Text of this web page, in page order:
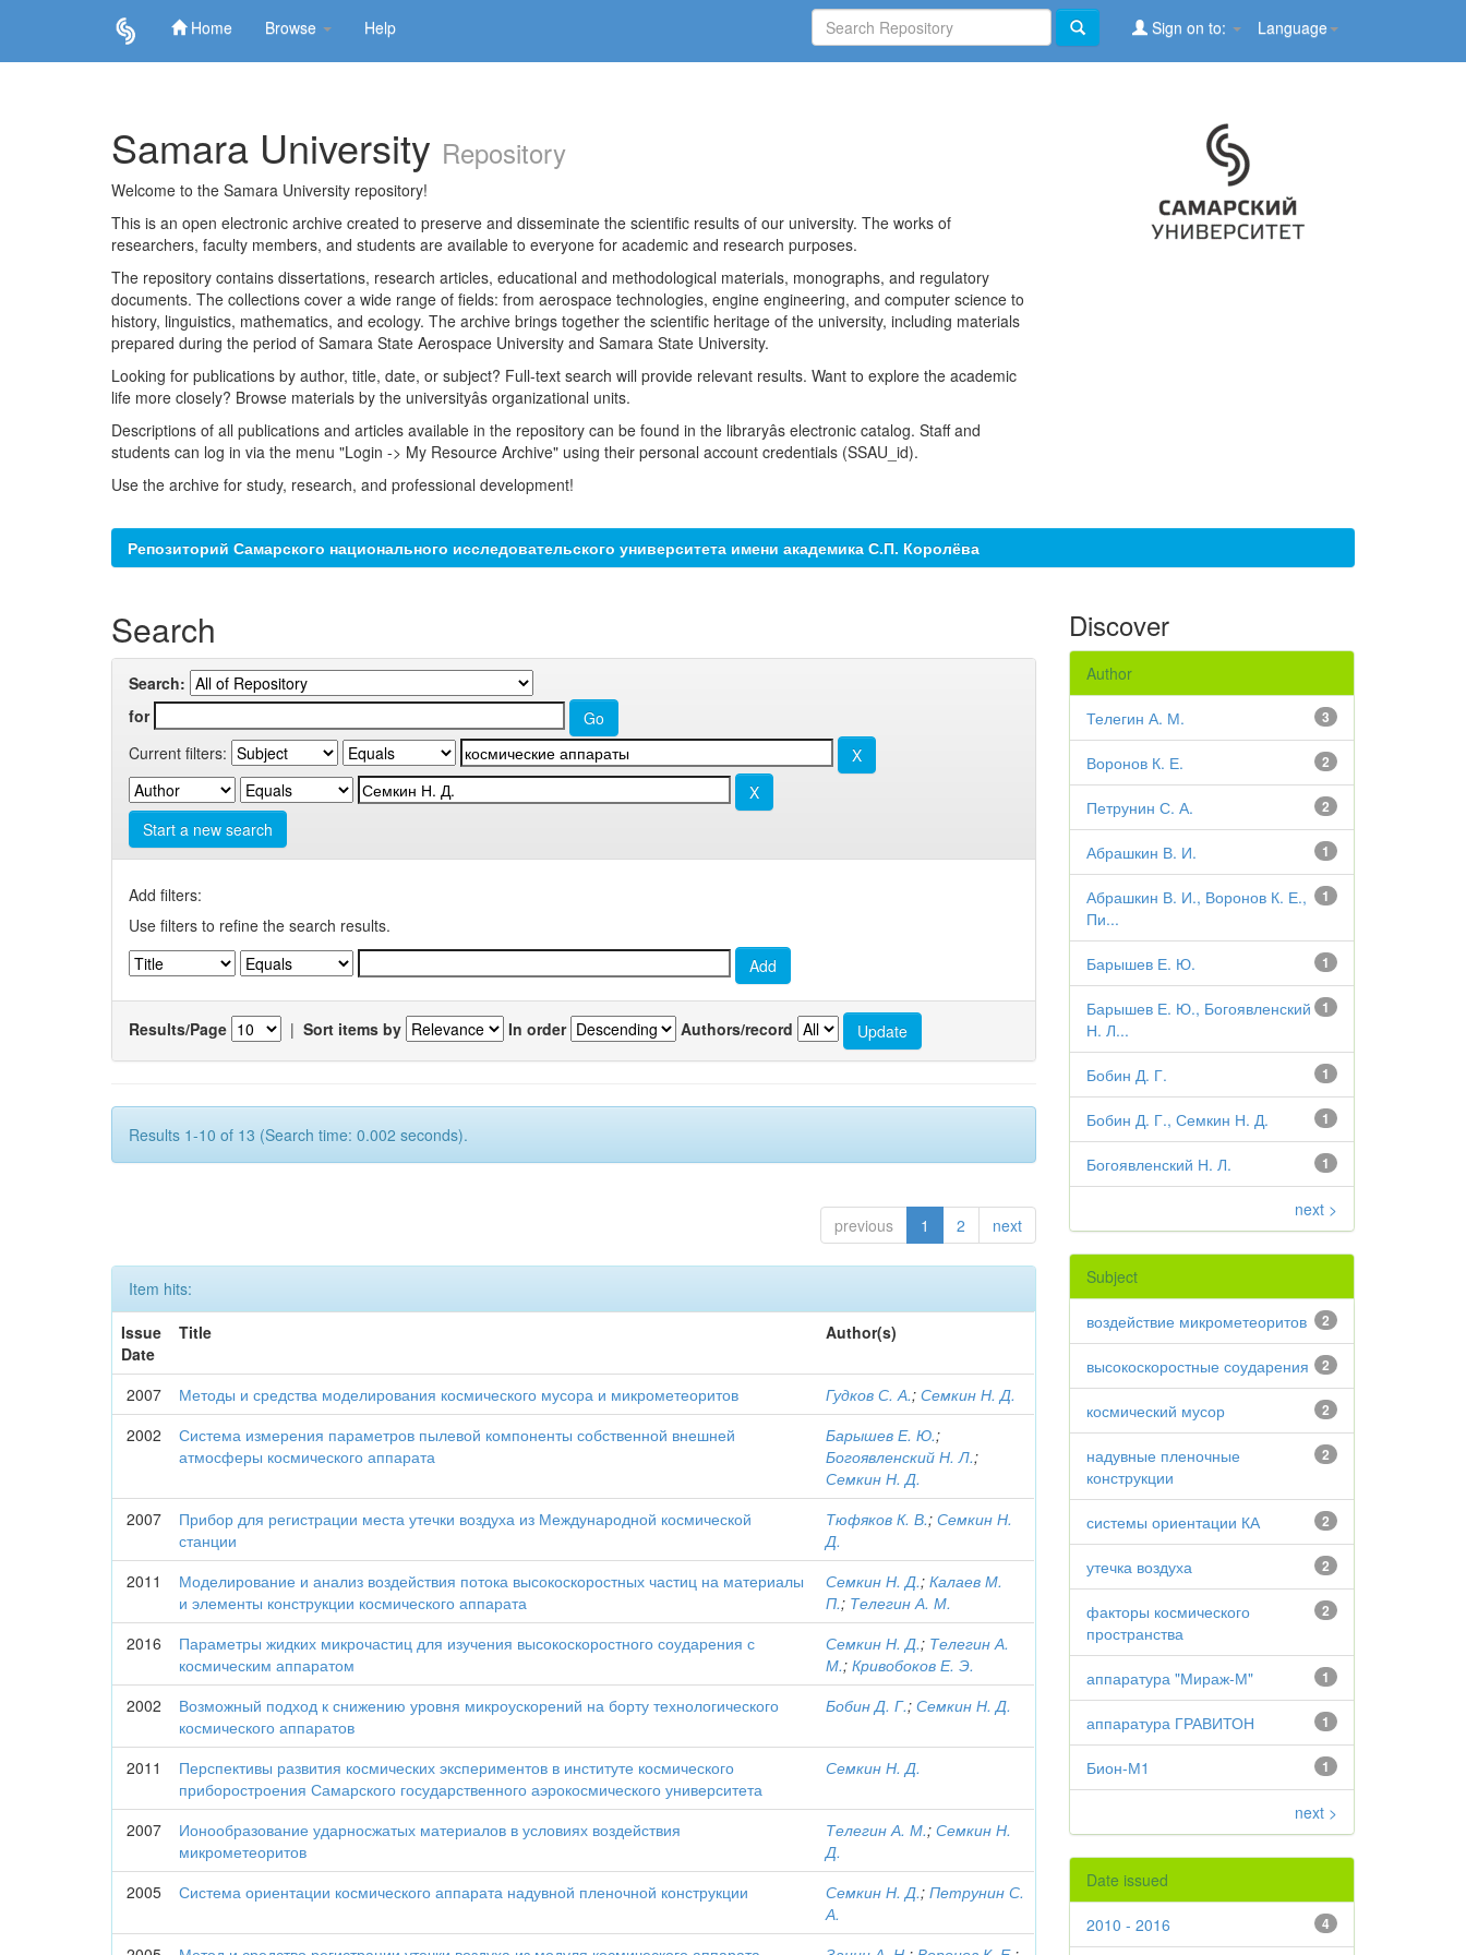
Home Browse Help Language
Sign on to:
Samara University Repository
Welcome to the Samara University repository!
This is an open electronic archive created to preserve and disseminate the scientific results of our university. The works of
researchers, faculty members, and students are available to everyone for academic and research purposes.
The repository contains dissertations, research articles, educational and methodological materials, monographs, and regulatory
documents. The collections cover a wide range of fields: from aerospace technologies, engine engineering, and computer science to
history, linguistics, mathematics, and ecology. The archive brings together the scientific heritage of the university, including materials
prepared during the period of Samara State Aerospace University and Samara State University.
Looking for publications by author, title, date, or subject? Full-text search will provide relevant results. Want to explore the academic
life more closely? Browse materials by the universityâs organizational units.
Descriptions of all publications and articles available in the repository can be found in the libraryâs electronic catalog. Staff and
students can log in via the menu "Login -> My Resource Archive" using their personal account credentials (SSAU_id).
Use the archive for study, research, and professional development!
Репозиторий Самарского национального исследовательского университета имени академика С.П. Королёва
Search
Search:
for
Current filters:
Start a new search
Add filters:
Use filters to refine the search results.
Results/Page | Sort items by In order Authors/record
Results 1-10 of 13 (Search time: 0.002 seconds).
previous 1 2 next
Item hits:
Issue
Date
Title Author(s)
2007 Методы и средства моделирования космического мусора и микрометеоритов Гудков С. А.;Семкин Н. Д.
2002
Система измерения параметров пылевой компоненты собственной внешней
атмосферы космического аппарата
Барышев Е. Ю.;
Богоявленский Н. Л.;
Семкин Н. Д.
2007
Прибор для регистрации места утечки воздуха из Международной космической
станции
Тюфяков К. В.;Семкин Н.
Д.
2011
Моделирование и анализ воздействия потока высокоскоростных частиц на материалы
и элементы конструкции космического аппарата
Семкин Н. Д.;Калаев М.
П.; Телегин А. М.
2016
Параметры жидких микрочастиц для изучения высокоскоростного соударения с
космическим аппаратом
Семкин Н. Д.; Телегин А.
М.;Кривобоков Е. Э.
2002
Возможный подход к снижению уровня микроускорений на борту технологического
космического аппаратов
Бобин Д. Г.;Семкин Н. Д.
2011
Перспективы развития космических экспериментов в институте космического
приборостроения Самарского государственного аэрокосмического университета
Семкин Н. Д.
2007
Ионообразование ударносжатых материалов в условиях воздействия
микрометеоритов
Телегин А. М.;Семкин Н.
Д.
2005
Система ориентации космического аппарата надувной пленочной конструкции Семкин Н. Д.;Петрунин С.
А.
Discover
Author
3
Телегин А. М.
2
Воронов К. Е.
2
Петрунин С. А.
1
Абрашкин В. И.
1
Абрашкин В. И., Воронов К. Е.,
Пи...
1
Барышев Е. Ю.
1
Барышев Е. Ю., Богоявленский
Н. Л...
1
Бобин Д. Г.
1
Бобин Д. Г., Семкин Н. Д.
1
Богоявленский Н. Л.
next >
Subject
2
воздействие микрометеоритов
2
высокоскоростные соударения
2
космический мусор
2
надувные пленочные
конструкции
2
системы ориентации КА
2
утечка воздуха
2
факторы космического
пространства
1
аппаратура "Мираж-М"
1
аппаратура ГРАВИТОН
1
Бион-М1
next >
Date issued
4
2010 - 2016